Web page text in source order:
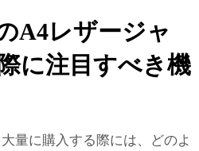
A4レザージャ
に注目すべき機
量に購入する際には、どのよ